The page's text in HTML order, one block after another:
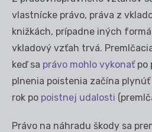
vlastnícke právo, práva z
knižkách, prípadne iných
vkladový vzťah trvá.
keď sa právo mohlo vykonaťpo
plnenia poistenia začína
rok po poistnej udalosti
Právo na náhradu škody sa